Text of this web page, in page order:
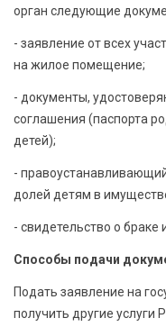
орган следующие
- заявление от всех
на жилое помещение;
- документы,
соглашения (паспорта
детей);
-
долей детям в
- свидетельство о браке
Способы подачи
Подать заявление на
получить другие